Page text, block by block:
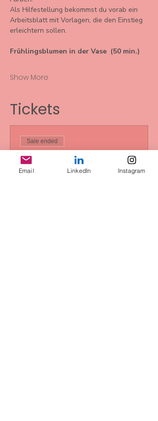
Als Hilfestellung bekommst du vorab ein
Arbeitsblatt mit Vorlagen, die den Einstieg
erleichtern sollen.
Frühlingsblumen in der Vase  (50 min.)
Show More
Tickets
Sale ended
Ticket type
Frühlingspapiersalon
Email LinkedIn Instagram